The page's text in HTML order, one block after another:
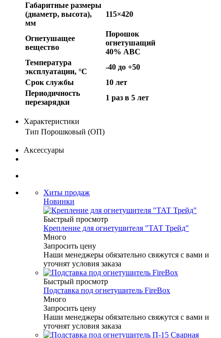
Габаритные размеры
(диаметр, высота),
мм
115×420
Огнетушащее
вещество
Порошок
огнетушащий
40% АВС
Температура
эксплуатации, °C
-40 до +50
Срок службы
10 лет
Периодичность
перезарядки
1 раз в 5 лет
Характеристики
Тип Порошковый (ОП)
Аксессуары
Хиты продаж
Новинки
Быстрый просмотр
Крепление для огнетушителя "ТАТ Трейд"
Много
Запросить цену
Наши менеджеры обязательно свяжутся с вами и
уточнят условия заказа
Быстрый просмотр
Подставка под огнетушитель FireBox
Много
Запросить цену
Наши менеджеры обязательно свяжутся с вами и
уточнят условия заказа